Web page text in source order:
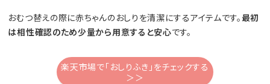
おむつ替えの際に赤ちゃんのおしりを清潔にするアイテムです。 最初
は相性確認のため少量から用意すると安心です。
楽天市場で「おしりふき」をチェックする
＞＞